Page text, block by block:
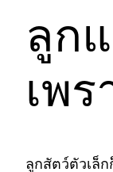
ลูก
เพ
ลูกสัตว์ตัวเล็